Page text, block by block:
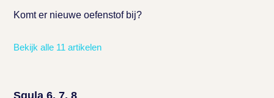
Komt er nieuwe oefenstof bij?
Bekijk alle 11 artikelen
Squla 6, 7, 8